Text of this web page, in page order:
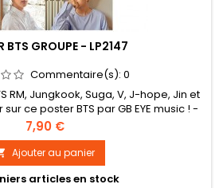
BTS GROUPE - LP2147
Commentaire(s): 0
RM, Jungkook, Suga, V, J-hope, Jin et
ce poster BTS par GB EYE music ! -
sur papier brillant. Impression haute
mesurent 91,5 x 61 cm. - Certifié
issu de forêts gérées durablement
Prix
7,90 €
Ajouter au panier
articles en stock